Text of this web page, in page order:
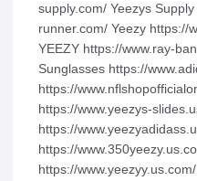
supply.com/ Yeezys
runner.com/ Yeezy https://
YEEZY https://www.ray-
Sunglasses https://
https://
https://www.yeezys-
https://
https://
https://